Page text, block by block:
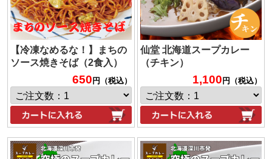
【冷凍なめるな！】まちの
ソース焼きそば（2食入）
650 円（税込）
仙堂 北海道スープカレー
（チキン）
1,100 円（税込）